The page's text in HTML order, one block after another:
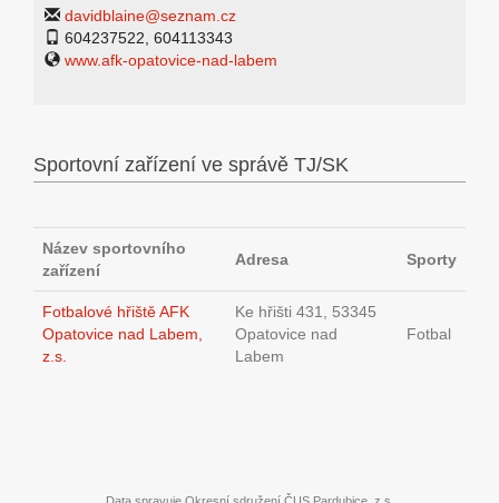
davidblaine@seznam.cz
604237522, 604113343
www.afk-opatovice-nad-labem
Sportovní zařízení ve správě TJ/SK
Název sportovního
zařízení
Adresa Sporty
Fotbalové hřiště AFK
Opatovice nad Labem,
z.s.
Ke hřišti 431, 53345
Opatovice nad
Labem
Fotbal